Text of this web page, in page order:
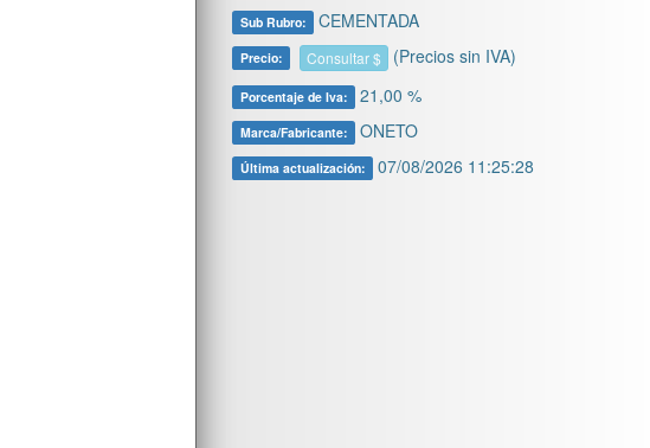
Sub Rubro: CEMENTADA
Precio: Consultar $ (Precios sin IVA)
Porcentaje de Iva: 21,00 %
Marca/Fabricante: ONETO
Última actualización: 07/08/2026 11:25:28